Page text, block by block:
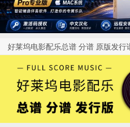
好莱坞电影配乐总谱 分谱 原版发行